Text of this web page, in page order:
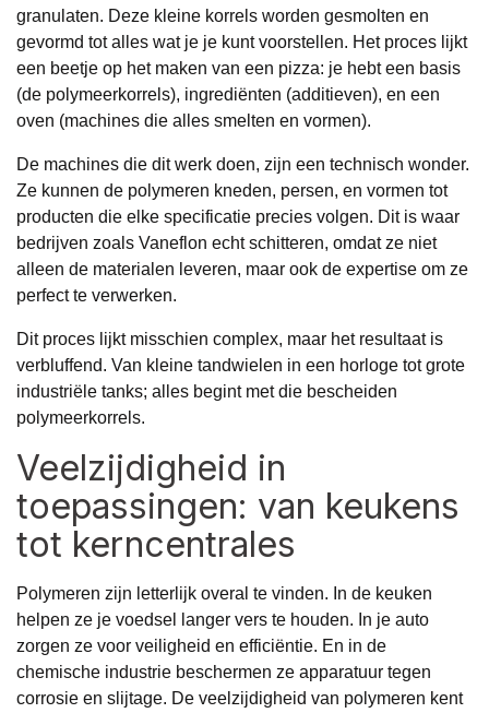
granulaten. Deze kleine korrels worden gesmolten en
gevormd tot alles wat je je kunt voorstellen. Het proces lijkt
een beetje op het maken van een pizza: je hebt een basis
(de polymeerkorrels), ingrediënten (additieven), en een
oven (machines die alles smelten en vormen).
De machines die dit werk doen, zijn een technisch wonder.
Ze kunnen de polymeren kneden, persen, en vormen tot
producten die elke specificatie precies volgen. Dit is waar
bedrijven zoals Vaneflon echt schitteren, omdat ze niet
alleen de materialen leveren, maar ook de expertise om ze
perfect te verwerken.
Dit proces lijkt misschien complex, maar het resultaat is
verbluffend. Van kleine tandwielen in een horloge tot grote
industriële tanks; alles begint met die bescheiden
polymeerkorrels.
Veelzijdigheid in
toepassingen: van keukens
tot kerncentrales
Polymeren zijn letterlijk overal te vinden. In de keuken
helpen ze je voedsel langer vers te houden. In je auto
zorgen ze voor veiligheid en efficiëntie. En in de
chemische industrie beschermen ze apparatuur tegen
corrosie en slijtage. De veelzijdigheid van polymeren kent